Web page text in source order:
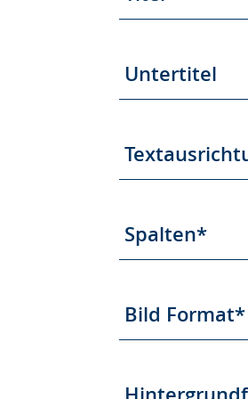
Untertitel
Spalten*
Bild Format*